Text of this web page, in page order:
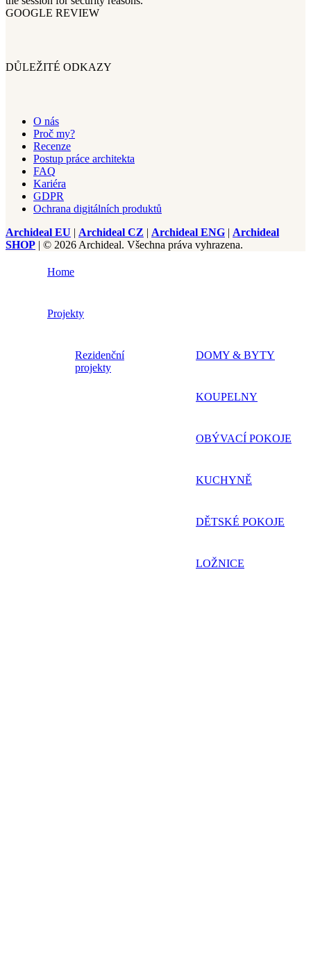
GOOGLE REVIEW
DŮLEŽITÉ ODKAZY
O nás
Proč my?
Recenze
Postup práce architekta
FAQ
Kariéra
GDPR
Ochrana digitálních produktů
Archideal EU | Archideal CZ | Archideal ENG | Archideal
SHOP | © 2026 Archideal. Všechna práva vyhrazena.
Home
Projekty
Rezidenční
projekty
DOMY & BYTY
KOUPELNY
OBÝVACÍ POKOJE
KUCHYNĚ
DĚTSKÉ POKOJE
LOŽNICE